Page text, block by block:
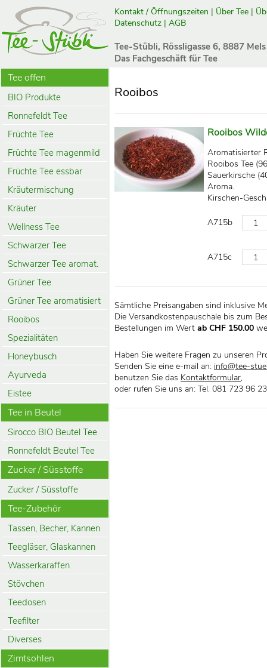
Kontakt / Öffnungszeiten | Über Tee |
Datenschutz | AGB
Tee-Stübli, Rössligasse 6, 8887 Mels
Das Fachgeschäft für Tee
Tee offen
BIO Produkte
Ronnefeldt Tee
Früchte Tee
Früchte Tee magenmild
Früchte Tee essbar
Kräutermischung
Kräuter
Wellness Tee
Schwarzer Tee
Schwarzer Tee aromat.
Grüner Tee
Grüner Tee aromatisiert
Rooibos
Spezialitäten
Honeybusch
Ayurveda
Eistee
Tee in Beutel
Sirocco BIO Beutel Tee
Ronnefeldt Beutel Tee
Zucker / Süsstoffe
Zucker / Süsstoffe
Tee-Zubehör
Tassen, Becher, Kannen
Teegläser, Glaskannen
Wasserkaraffen
Stövchen
Teedosen
Teefilter
Diverses
Zimtsohlen
Rooibos
Rooibos
Aromatisierter
Rooibos Tee
Sauerkirsche
Aroma.
Kirschen-
A715b
A715c
Sämtliche Preisangaben sind inklusive
Die Versandkostenpauschale bis zum
Bestellungen im Wert ab CHF 150.00
Haben Sie weitere Fragen zu unseren
Senden Sie eine e-mail an: info@tee-
benutzen Sie das Kontaktformular,
oder rufen Sie uns an: Tel. 081 723 96 23